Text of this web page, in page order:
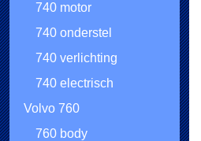
740 motor
740 onderstel
740 verlichting
740 electrisch
Volvo 760
760 body